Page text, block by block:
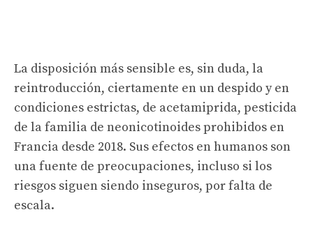
La disposición más sensible es, sin duda, la
reintroducción, ciertamente en un despido y en
condiciones estrictas, de acetamiprida, pesticida
de la familia de neonicotinoides prohibidos en
Francia desde 2018. Sus efectos en humanos son
una fuente de preocupaciones, incluso si los
riesgos siguen siendo inseguros, por falta de
escala.